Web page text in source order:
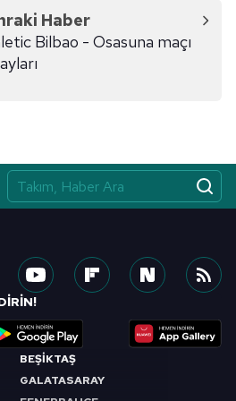
Haber
Bilbao - Osasuna maçı
BEŞİKTAŞ
GALATASARAY